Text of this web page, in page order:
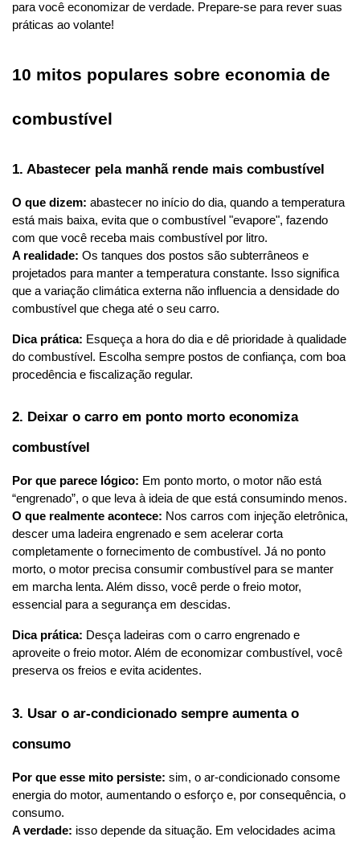
para você economizar de verdade. Prepare-se para rever suas
práticas ao volante!
10 mitos populares sobre economia de
combustível
1. Abastecer pela manhã rende mais combustível
O que dizem: abastecer no início do dia, quando a temperatura
está mais baixa, evita que o combustível "evapore", fazendo
com que você receba mais combustível por litro.
A realidade: Os tanques dos postos são subterrâneos e
projetados para manter a temperatura constante. Isso significa
que a variação climática externa não influencia a densidade do
combustível que chega até o seu carro.
Dica prática: Esqueça a hora do dia e dê prioridade à qualidade
do combustível. Escolha sempre postos de confiança, com boa
procedência e fiscalização regular.
2. Deixar o carro em ponto morto economiza
combustível
Por que parece lógico: Em ponto morto, o motor não está
“engrenado”, o que leva à ideia de que está consumindo menos.
O que realmente acontece: Nos carros com injeção eletrônica,
descer uma ladeira engrenado e sem acelerar corta
completamente o fornecimento de combustível. Já no ponto
morto, o motor precisa consumir combustível para se manter
em marcha lenta. Além disso, você perde o freio motor,
essencial para a segurança em descidas.
Dica prática: Desça ladeiras com o carro engrenado e
aproveite o freio motor. Além de economizar combustível, você
preserva os freios e evita acidentes.
3. Usar o ar-condicionado sempre aumenta o
consumo
Por que esse mito persiste: sim, o ar-condicionado consome
energia do motor, aumentando o esforço e, por consequência, o
consumo.
A verdade: isso depende da situação. Em velocidades acima